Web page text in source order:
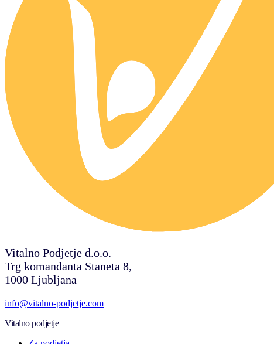
Vitalno Podjetje d.o.o.
Trg komandanta Staneta 8,
1000 Ljubljana
info@vitalno-podjetje.com
Vitalno podjetje